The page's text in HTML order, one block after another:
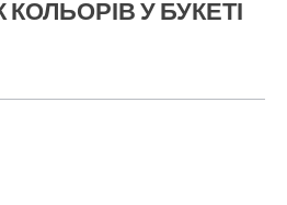
КОЛЬОРІВ У БУКЕТІ